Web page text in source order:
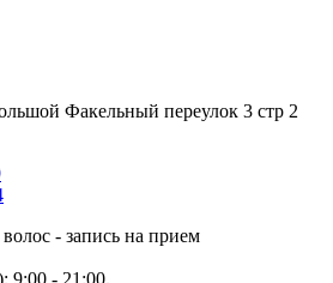
Факельный переулок 3 стр 2
9:00 - 21:00.